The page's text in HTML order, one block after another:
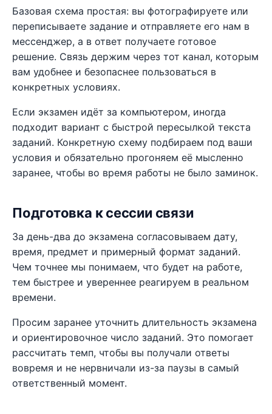
Базовая схема простая: вы фотографируете или
переписываете задание и отправляете его нам в
мессенджер, а в ответ получаете готовое
решение. Связь держим через тот канал, которым
вам удобнее и безопаснее пользоваться в
конкретных условиях.
Если экзамен идёт за компьютером, иногда
подходит вариант с быстрой пересылкой текста
заданий. Конкретную схему подбираем под ваши
условия и обязательно прогоняем её мысленно
заранее, чтобы во время работы не было заминок.
Подготовка к сессии связи
За день-два до экзамена согласовываем дату,
время, предмет и примерный формат заданий.
Чем точнее мы понимаем, что будет на работе,
тем быстрее и увереннее реагируем в реальном
времени.
Просим заранее уточнить длительность экзамена
и ориентировочное число заданий. Это помогает
рассчитать темп, чтобы вы получали ответы
вовремя и не нервничали из-за паузы в самый
ответственный момент.